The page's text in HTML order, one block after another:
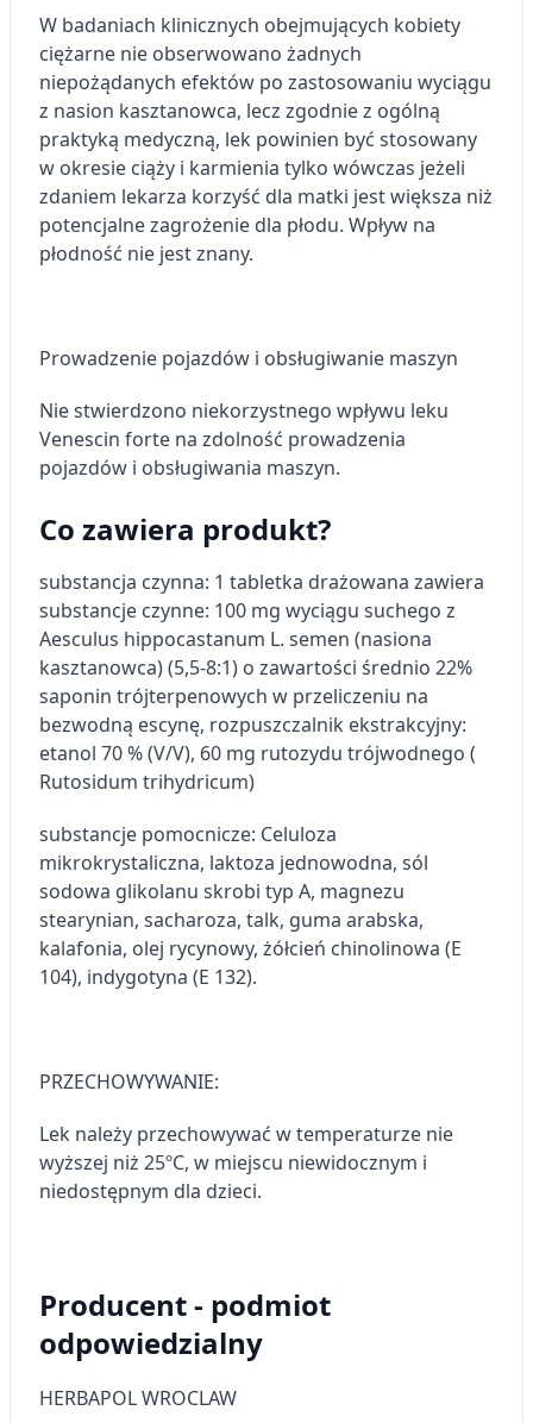
W badaniach klinicznych obejmujących kobiety
ciężarne nie obserwowano żadnych
niepożądanych efektów po zastosowaniu wyciągu
z nasion kasztanowca, lecz zgodnie z ogólną
praktyką medyczną, lek powinien być stosowany
w okresie ciąży i karmienia tylko wówczas jeżeli
zdaniem lekarza korzyść dla matki jest większa niż
potencjalne zagrożenie dla płodu. Wpływ na
płodność nie jest znany.
Prowadzenie pojazdów i obsługiwanie maszyn
Nie stwierdzono niekorzystnego wpływu leku
Venescin forte na zdolność prowadzenia
pojazdów i obsługiwania maszyn.
Co zawiera produkt?
substancja czynna: 1 tabletka drażowana zawiera
substancje czynne: 100 mg wyciągu suchego z
Aesculus hippocastanum L. semen (nasiona
kasztanowca) (5,5-8:1) o zawartości średnio 22%
saponin trójterpenowych w przeliczeniu na
bezwodną escynę, rozpuszczalnik ekstrakcyjny:
etanol 70 % (V/V), 60 mg rutozydu trójwodnego (
Rutosidum trihydricum)
substancje pomocnicze: Celuloza
mikrokrystaliczna, laktoza jednowodna, sól
sodowa glikolanu skrobi typ A, magnezu
stearynian, sacharoza, talk, guma arabska,
kalafonia, olej rycynowy, żółcień chinolinowa (E
104), indygotyna (E 132).
PRZECHOWYWANIE:
Lek należy przechowywać w temperaturze nie
wyższej niż 25ºC, w miejscu niewidocznym i
niedostępnym dla dzieci.
Producent - podmiot
odpowiedzialny
HERBAPOL WROCLAW
Identyfikowanie urządzeń na podstawie
aktywnie żądanych informacji
Cele przetwarzania inne niż IAB:
Niezbędne
Wydajność (Performance)
Reklama / śledzenie